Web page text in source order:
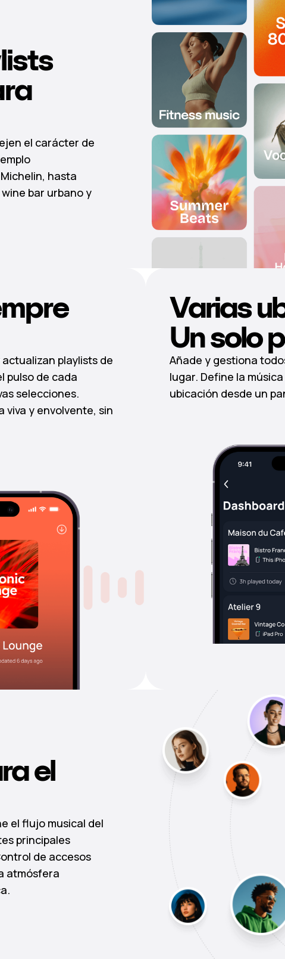
el carácter de
hasta
bar urbano y
playlists de
pulso de cada
selecciones.
viva y envolvente, sin
Varias
Un solo
Añade y gestiona
lugar. Define la
ubicación desde un
el
el flujo musical del
principales
de accesos
atmósfera